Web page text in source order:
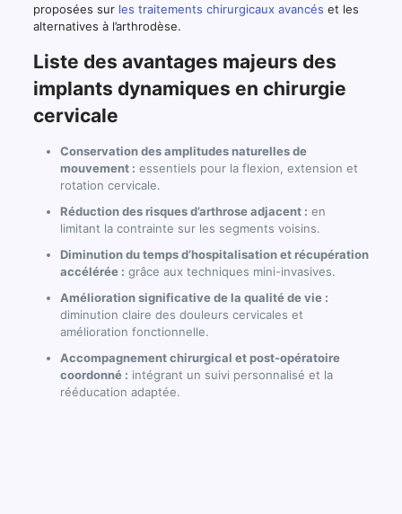
proposées sur les traitements chirurgicaux avancés et les
alternatives à l’arthrodèse.
Liste des avantages majeurs des
implants dynamiques en chirurgie
cervicale
Conservation des amplitudes naturelles de
mouvement : essentiels pour la flexion, extension et
rotation cervicale.
Réduction des risques d’arthrose adjacent : en
limitant la contrainte sur les segments voisins.
Diminution du temps d’hospitalisation et récupération
accélérée : grâce aux techniques mini-invasives.
Amélioration significative de la qualité de vie :
diminution claire des douleurs cervicales et
amélioration fonctionnelle.
Accompagnement chirurgical et post-opératoire
coordonné : intégrant un suivi personnalisé et la
rééducation adaptée.